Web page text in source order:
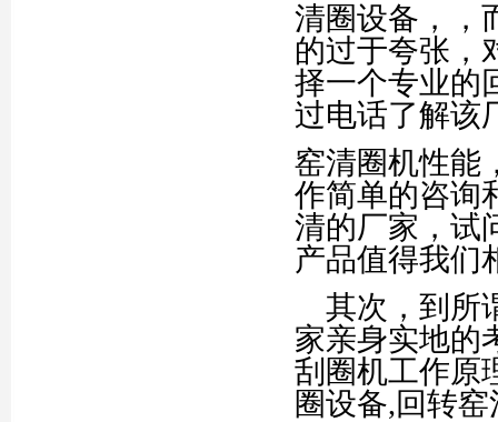
清圈设备，，
的过于夸张，
择一个专业的
过电话了解该
窑清圈机性能
作简单的咨询
清的厂家，试
产品值得我们
其次，到所
家亲身实地的
刮圈机工作原
圈设备,回转